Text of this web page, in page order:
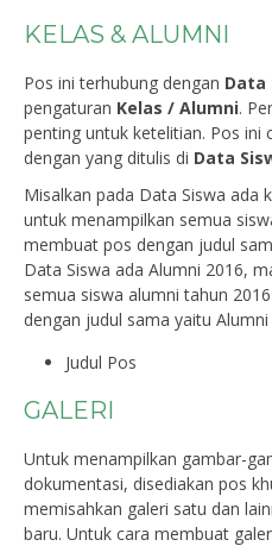
KELAS & ALUMNI
Pos ini terhubung dengan Data
pengaturan Kelas / Alumni.
penting untuk ketelitian. Pos ini
dengan yang ditulis di Data
Misalkan pada Data Siswa ada
untuk menampilkan semua
membuat pos dengan judul
Data Siswa ada Alumni 2016,
semua siswa alumni tahun
dengan judul sama yaitu Alumni
Judul Pos
GALERI
Untuk menampilkan gambar-
dokumentasi, disediakan pos
memisahkan galeri satu dan
baru. Untuk cara membuat